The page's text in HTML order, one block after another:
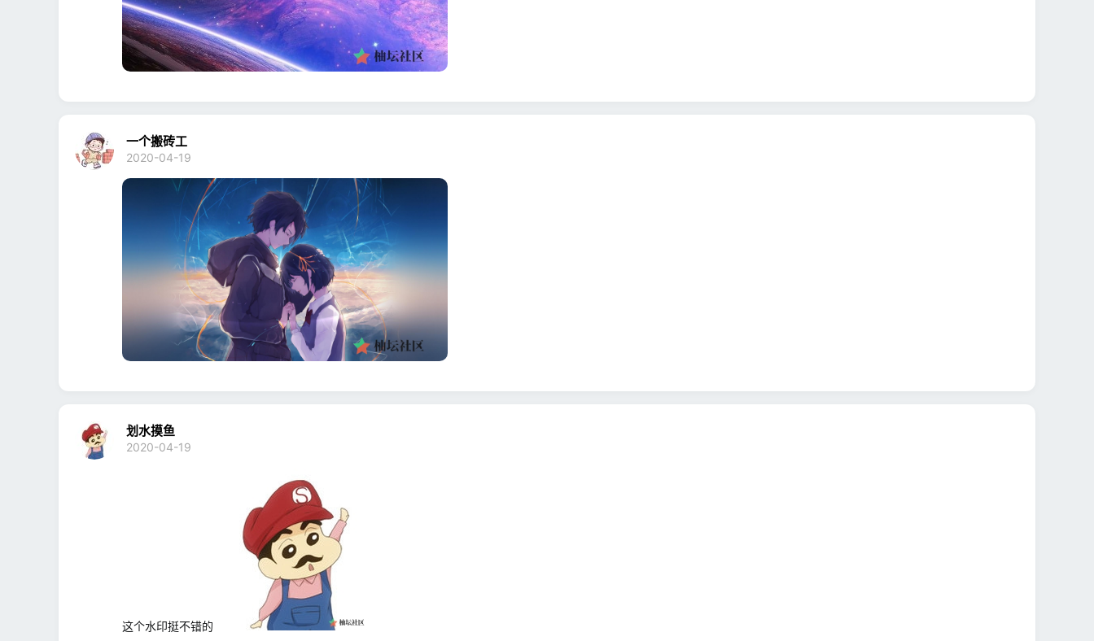
一个搬砖工
2020-04-19
划水摸鱼
2020-04-19
这个水印挺不错的